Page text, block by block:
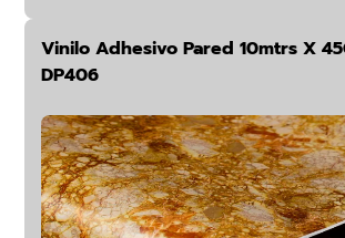
Vinilo Adhesivo Pared 10mtrs X
DP406